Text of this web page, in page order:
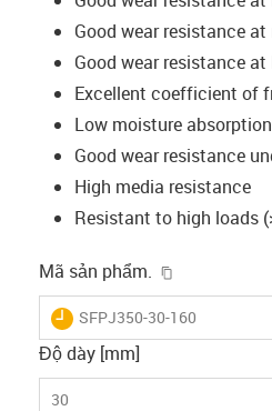
Good wear resistance
Good wear resistance
Excellent coefficient of
Low moisture absorption
Good wear resistance
High media resistance
Resistant to high loads
Mã sản phẩm.
igus-icon-lieferzeit
SFPJ350-30-160
Độ dày [mm]
30